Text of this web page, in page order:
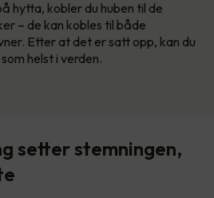
hytta, kobler du huben til de
– de kan kobles til både
Etter at det er satt opp, kan du
helst i verden.
setter stemningen,